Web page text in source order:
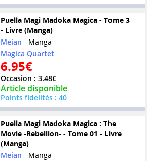
Puella Magi Madoka Magica - Tome 3
- Livre (Manga)
Meian - Manga
Magica Quartet
6.95€
Occasion : 3.48€
Article disponible
Points fidelités : 40
Puella Magi Madoka Magica : The
Movie -Rebellion- - Tome 01 - Livre
(Manga)
Meian - Manga